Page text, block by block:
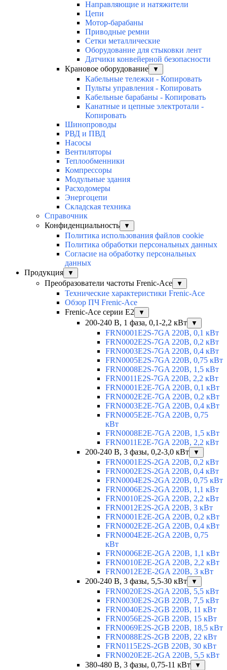
Направляющие и натяжители
Цепи
Мотор-барабаны
Приводные ремни
Сетки металлические
Оборудование для стыковки лент
Датчики конвейерной безопасности
Крановое оборудование
▼
Кабельные тележки - Копировать
Пульты управления - Копировать
Кабельные барабаны - Копировать
Канатные и цепные электротали -
Копировать
Шинопроводы
РВД и ПВД
Насосы
Вентиляторы
Теплообменники
Компрессоры
Модульные здания
Расходомеры
Энергоцепи
Складская техника
Справочник
Конфиденциальность
▼
Политика использования файлов cookie
Политика обработки персональных данных
Согласие на обработку персональных
данных
Продукция
▼
Преобразователи частоты Frenic-Ace ▼
Технические характеристики Frenic-Ace
Обзор ПЧ Frenic-Ace
Frenic-Ace серии E2
▼
200-240 В, 1 фаза, 0,1-2,2 кВт ▼
FRN0001E2S-7GA 220В, 0,1 кВт
FRN0002E2S-7GA 220В, 0,2 кВт
FRN0003E2S-7GA 220В, 0,4 кВт
FRN0005E2S-7GA 220В, 0,75 кВт
FRN0008E2S-7GA 220В, 1,5 кВт
FRN0011E2S-7GA 220В, 2,2 кВт
FRN0001E2E-7GA 220В, 0,1 кВт
FRN0002E2E-7GA 220В, 0,2 кВт
FRN0003E2E-7GA 220В, 0,4 кВт
FRN0005E2E-7GA 220В, 0,75
кВт
FRN0008E2E-7GA 220В, 1,5 кВт
FRN0011E2E-7GA 220В, 2,2 кВт
200-240 В, 3 фазы, 0,2-3,0 кВт
▼
FRN0001E2S-2GA 220В, 0,2 кВт
FRN0002E2S-2GA 220В, 0,4 кВт
FRN0004E2S-2GA 220В, 0,75 кВт
FRN0006E2S-2GA 220В, 1,1 кВт
FRN0010E2S-2GA 220В, 2,2 кВт
FRN0012E2S-2GA 220В, 3 кВт
FRN0001E2E-2GA 220В, 0,2 кВт
FRN0002E2E-2GA 220В, 0,4 кВт
FRN0004E2E-2GA 220В, 0,75
кВт
FRN0006E2E-2GA 220В, 1,1 кВт
FRN0010E2E-2GA 220В, 2,2 кВт
FRN0012E2E-2GA 220В, 3 кВт
200-240 В, 3 фазы, 5,5-30 кВт
▼
FRN0020E2S-2GA 220В, 5,5 кВт
FRN0030E2S-2GB 220В, 7,5 кВт
FRN0040E2S-2GB 220В, 11 кВт
FRN0056E2S-2GB 220В, 15 кВт
FRN0069E2S-2GB 220В, 18,5 кВт
FRN0088E2S-2GB 220В, 22 кВт
FRN0115E2S-2GB 220В, 30 кВт
FRN0020E2E-2GA 220В, 5,5 кВт
380-480 В, 3 фазы, 0,75-11 кВт
▼